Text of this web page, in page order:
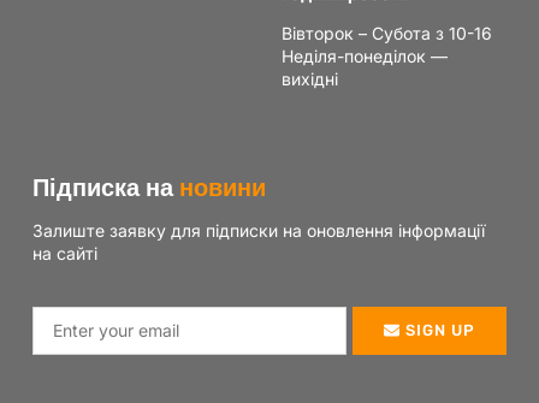
Вівторок – Субота з 10-16
Неділя-понеділок —
вихідні
Підписка на новини
Залиште заявку для підписки на оновлення інформації
на сайті
SIGN UP